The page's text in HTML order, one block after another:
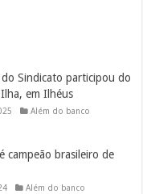
Sindicato participou do
em Ilhéus
Além do banco
campeão brasileiro de
Além do banco